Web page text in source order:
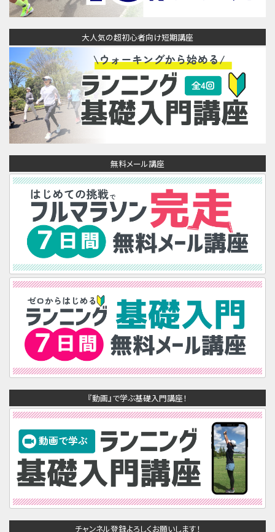
大人気の超初心者向け短期講座
無料メール講座
『動画』で学ぶ基礎入門講座！
チャンネル登録よろしくお願いします！